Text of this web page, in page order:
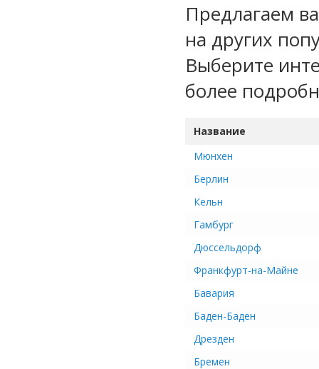
Предлагаем
на других
Выберите
более
Название
Мюнхен
Берлин
Кельн
Гамбург
Дюссельдорф
Франкфурт-на-Майне
Бавария
Баден-Баден
Дрезден
Бремен